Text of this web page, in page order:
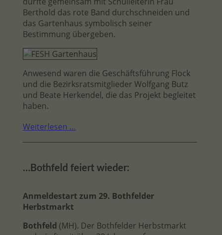
Berthold das rote Band durchschneiden und
das Gartenhaus symbolisch seiner
Bestimmung übergeben.
Anwesend waren die Geschäftsführung Flock
und die Bezirksratsmitglieder Wolfgang Butz
und Beate Herkendel, die das Projekt begleitet
haben.
Weiterlesen …
…Bothfeld feiert wieder:
Anmeldestart zum 29. Bothfelder
Herbstmarkt
Bothfeld (MH). Der Bothfelder Herbstmarkt